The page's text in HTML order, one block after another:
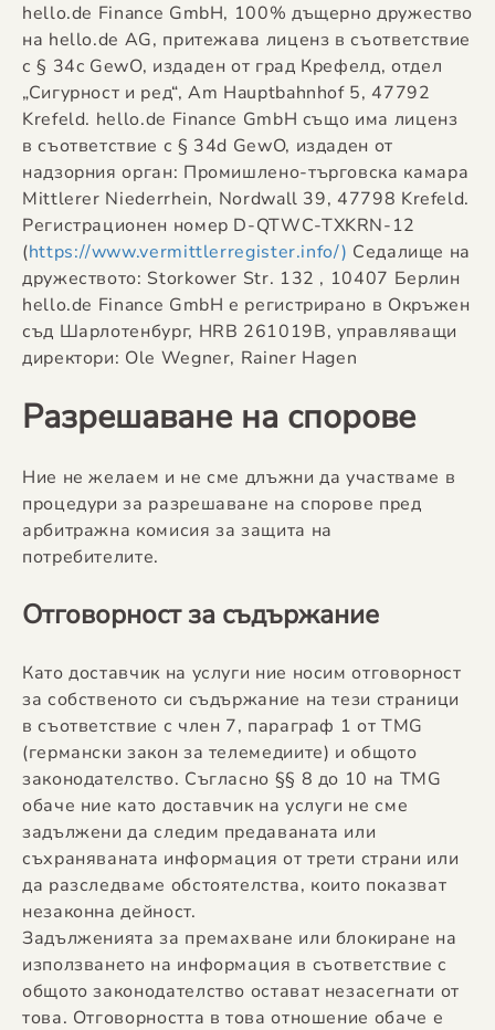
hello.de Finance GmbH, 100% дъщерно дружество
на hello.de AG, притежава лиценз в съответствие
с § 34c GewO, издаден от град Крефелд, отдел
„Сигурност и ред“, Am Hauptbahnhof 5, 47792
Krefeld. hello.de Finance GmbH също има лиценз
в съответствие с § 34d GewO, издаден от
надзорния орган: Промишлено-търговска камара
Mittlerer Niederrhein, Nordwall 39, 47798 Krefeld.
Регистрационен номер D-QTWC-TXKRN-12
(https://www.vermittlerregister.info/) Седалище на
дружеството: Storkower Str. 132 , 10407 Берлин
hello.de Finance GmbH е регистрирано в Окръжен
съд Шарлотенбург, HRB 261019B, управляващи
директори: Ole Wegner, Rainer Hagen
Разрешаване на спорове
Ние не желаем и не сме длъжни да участваме в
процедури за разрешаване на спорове пред
арбитражна комисия за защита на
потребителите.
Отговорност за съдържание
Като доставчик на услуги ние носим отговорност
за собственото си съдържание на тези страници
в съответствие с член 7, параграф 1 от TMG
(германски закон за телемедиите) и общото
законодателство. Съгласно §§ 8 до 10 на TMG
обаче ние като доставчик на услуги не сме
задължени да следим предаваната или
съхраняваната информация от трети страни или
да разследваме обстоятелства, които показват
незаконна дейност.
Задълженията за премахване или блокиране на
използването на информация в съответствие с
общото законодателство остават незасегнати от
това. Отговорността в това отношение обаче е